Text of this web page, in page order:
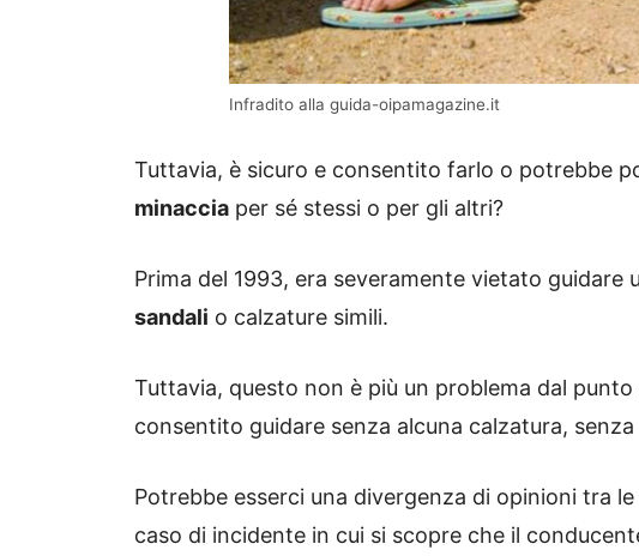
Infradito alla guida-oipamagazine.it
Tuttavia, è sicuro e consentito farlo o potrebbe
minaccia per sé stessi o per gli altri?
Prima del 1993, era severamente vietato guidare
sandali o calzature simili.
Tuttavia, questo non è più un problema dal
consentito guidare senza alcuna calzatura,
Potrebbe esserci una divergenza di opinioni tra le
caso di incidente in cui si scopre che il